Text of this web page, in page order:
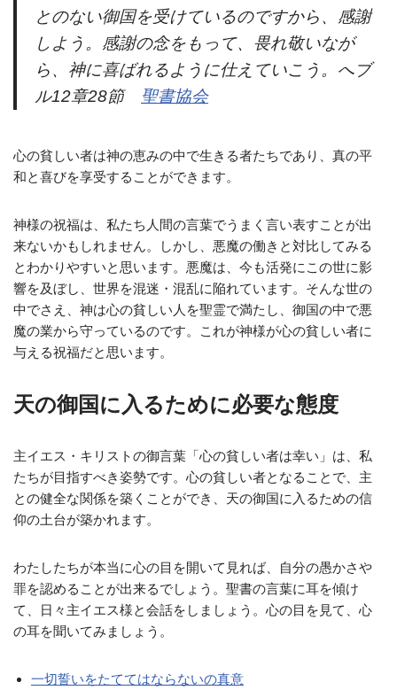
とのない御国を受けているのですから、感謝
しよう。感謝の念をもって、畏れ敬いなが
ら、神に喜ばれるように仕えていこう。へブ
ル12章28節 聖書協会
心の貧しい者は神の恵みの中で生きる者たちであり、真の平
和と喜びを享受することができます。
神様の祝福は、私たち人間の言葉でうまく言い表すことが出
来ないかもしれません。しかし、悪魔の働きと対比してみる
とわかりやすいと思います。悪魔は、今も活発にこの世に影
響を及ぼし、世界を混迷・混乱に陥れています。そんな世の
中でさえ、神は心の貧しい人を聖霊で満たし、御国の中で悪
魔の業から守っているのです。これが神様が心の貧しい者に
与える祝福だと思います。
天の御国に入るために必要な態度
主イエス・キリストの御言葉「心の貧しい者は幸い」は、私
たちが目指すべき姿勢です。心の貧しい者となることで、主
との健全な関係を築くことができ、天の御国に入るための信
仰の土台が築かれます。
わたしたちが本当に心の目を開いて見れば、自分の愚かさや
罪を認めることが出来るでしょう。聖書の言葉に耳を傾け
て、日々主イエス様と会話をしましょう。心の目を見て、心
の耳を聞いてみましょう。
一切誓いをたててはならないの真意